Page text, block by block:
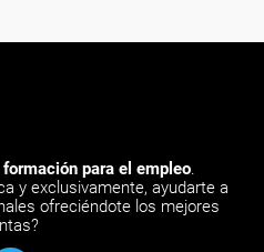
formación para el empleo.
y exclusivamente, ayudarte a
ofreciéndote los mejores